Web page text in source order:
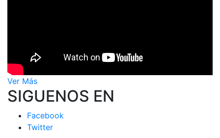
Ver Más
SIGUENOS EN
Facebook
Twitter